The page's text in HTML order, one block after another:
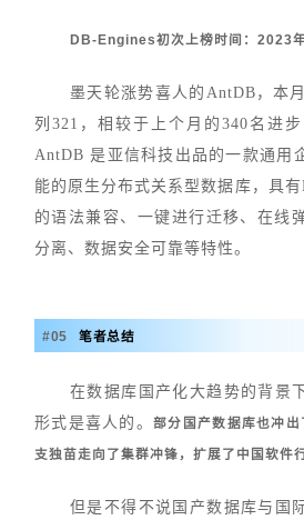
DB-Engines初次上榜时间：2023
墨天轮涨势喜人的AntDB，本
列321，相较于上个月的340名进步
AntDB 是亚信科技出品的一款通用
能的原生分布式关系型数据库，具
的语法兼容、一键进行迁移、在线
分离、数据安全可靠等特性。
#05 笔者总结
在数据库国产化大趋势的背景
形式是喜人的。部分国产数据库也冲
支独苗走向了集群冲锋，扩展了中国软件
但是不得不说国产数据库与国